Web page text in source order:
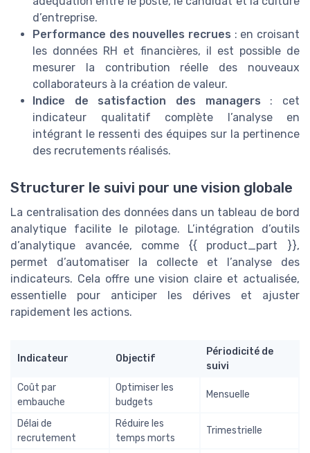
d’entreprise.
Performance des nouvelles recrues : en croisant
les données RH et financières, il est possible de
mesurer la contribution réelle des nouveaux
collaborateurs à la création de valeur.
Indice de satisfaction des managers : cet
indicateur qualitatif complète l’analyse en
intégrant le ressenti des équipes sur la pertinence
des recrutements réalisés.
Structurer le suivi pour une vision globale
La centralisation des données dans un tableau de bord
analytique facilite le pilotage. L’intégration d’outils
d’analytique avancée, comme {{ product_part }},
permet d’automatiser la collecte et l’analyse des
indicateurs. Cela offre une vision claire et actualisée,
essentielle pour anticiper les dérives et ajuster
rapidement les actions.
Indicateur Objectif
Périodicité de
suivi
Coût par
embauche
Optimiser les
budgets
Mensuelle
Délai de
recrutement
Réduire les
temps morts
Trimestrielle
blanc
➔ Télécharger
En remplissant ce formulaire, j’accepte d’être
contacté(e) à des fins commerciales par DAF Market et ses
partenaires.